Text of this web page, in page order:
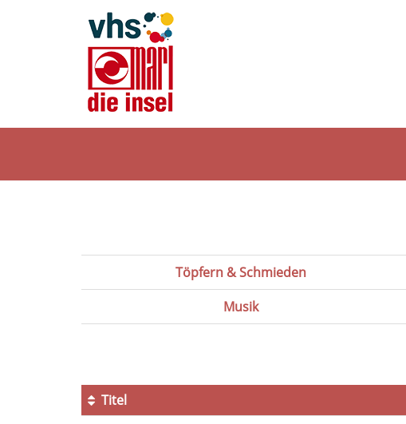
und
Gestalten
Töpfern & Schmieden
Musik
Titel